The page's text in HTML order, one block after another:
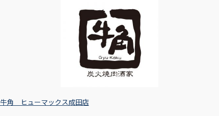
牛角 ヒューマックス成田店